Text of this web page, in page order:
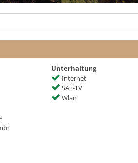
Unterhaltung
Internet
SAT-TV
Wlan